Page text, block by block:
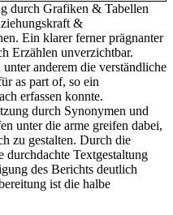
durch Grafiken & Tabellen
&
Ein klarer ferner prägnanter
Erzählen unverzichtbar.
anderem die verständliche
as part of, so ein
erfassen konnte.
durch Synonymen und
unter die arme greifen dabei,
zu gestalten. Durch die
Textgestaltung
des Berichts deutlich
ist die halbe